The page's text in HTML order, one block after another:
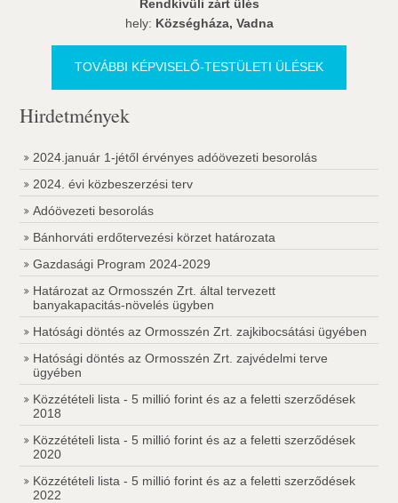
Rendkívüli zárt ülés
hely: Községháza, Vadna
TOVÁBBI KÉPVISELŐ-TESTÜLETI ÜLÉSEK
Hirdetmények
2024.január 1-jétől érvényes adóövezeti besorolás
2024. évi közbeszerzési terv
Adóövezeti besorolás
Bánhorváti erdőtervezési körzet határozata
Gazdasági Program 2024-2029
Határozat az Ormosszén Zrt. által tervezett
banyakapacitás-növelés ügyben
Hatósági döntés az Ormosszén Zrt. zajkibocsátási ügyében
Hatósági döntés az Ormosszén Zrt. zajvédelmi terve
ügyében
Közzétételi lista - 5 millió forint és az a feletti szerződések
2018
Közzétételi lista - 5 millió forint és az a feletti szerződések
2020
Közzétételi lista - 5 millió forint és az a feletti szerződések
2022